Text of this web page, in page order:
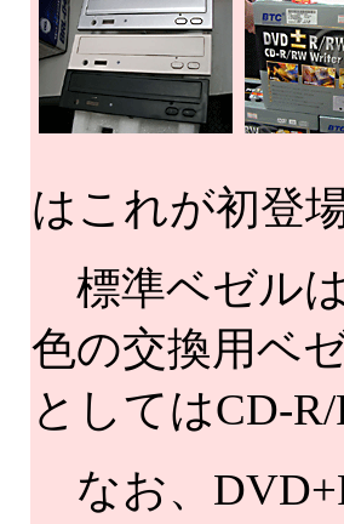
はこれが初登場
標準ベゼル
色の交換用ベ
としてはCD-
なお、